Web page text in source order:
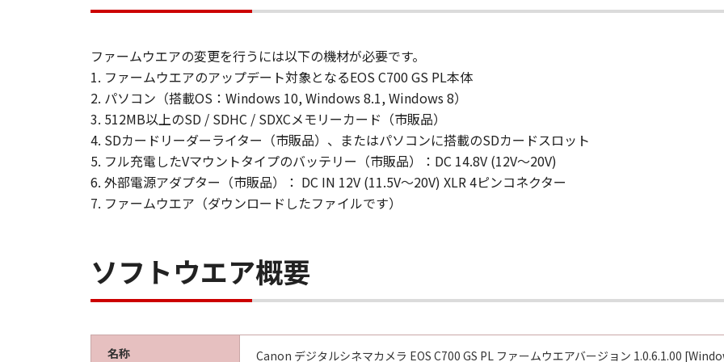
お客様は、該当国のすべての適用可能な輸出管理法規や規則に従うものとし、また、かかる
サポートおよびアップデート
キヤノン、キヤノンの子会社、それらの販売代理店および販売店は、「許諾ソフトウェア」の
諾ソフトウェア」の使用を支援することについて、いかなる責任も負うものではありません。
プデート、バグの修正またはサポートを行う義務もありません。
保証の否認・免責
(1) 「許諾ソフトウェア」は、『現状有姿(AS-IS)』の状態で使用許諾されます。キヤノン、キ
および販売店、並びに、その他「許諾ソフトウェア」の取扱者および頒布者は、「許諾ソフト
は、「許諾ソフトウェア」の使用または使用不能から生ずるいかなる損害（逸失利益およびそ
含むがこれらに限定されない）についても一切責任を負わないものとします。たとえ、キヤノ
代理店および販売店がかかる損害の可能性について知らされていた場合でも同様です。
ファームウエアの変更を行うには以下の機材が必要です。
1. ファームウエアのアップデート対象となるEOS C700 GS PL本体
2. パソコン（搭載OS：Windows 10, Windows 8.1, Windows 8）
3. 512MB以上のSD / SDHC / SDXCメモリーカード（市販品）
4. SDカードリーダーライター（市販品）、またはパソコンに搭載のSDカードスロット
5. フル充電したVマウントタイプのバッテリー（市販品）：DC 14.8V (12V～20V)
6. 外部電源アダプター（市販品）： DC IN 12V (11.5V～20V) XLR 4ピンコネクター
7. ファームウエア（ダウンロードしたファイルです）
ソフトウエア概要
名称 Canon デジタルシネマカメラ EOS C700 GS PL ファームウエアバージョン 1.0.6.1.00